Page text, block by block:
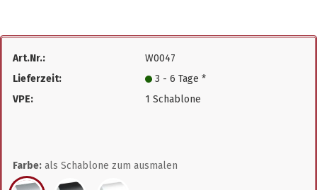
Art.Nr.:
W0047
Lieferzeit:
3 - 6 Tage *
VPE:
1 Schablone
Farbe: als Schablone zum ausmalen